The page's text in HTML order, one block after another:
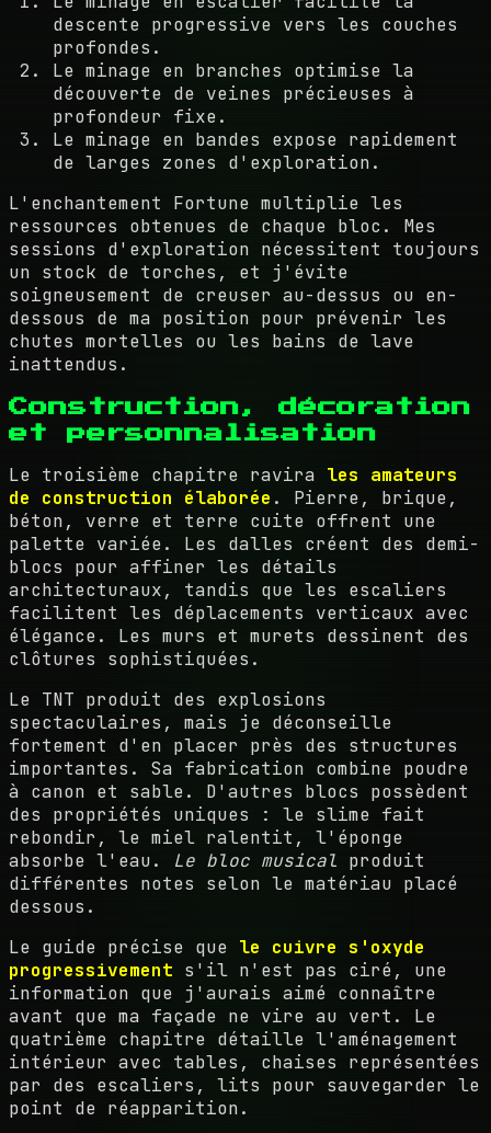
descente progressive vers les couches
profondes.
Le minage en branches optimise la
découverte de veines précieuses à
profondeur fixe.
Le minage en bandes expose rapidement
de larges zones d'exploration.
L'enchantement Fortune multiplie les
ressources obtenues de chaque bloc. Mes
sessions d'exploration nécessitent toujours
un stock de torches, et j'évite
soigneusement de creuser au-dessus ou en-
dessous de ma position pour prévenir les
chutes mortelles ou les bains de lave
inattendus.
Construction, décoration
et personnalisation
Le troisième chapitre ravira les amateurs
de construction élaborée . Pierre, brique,
béton, verre et terre cuite offrent une
palette variée. Les dalles créent des demi-
blocs pour affiner les détails
architecturaux, tandis que les escaliers
facilitent les déplacements verticaux avec
élégance. Les murs et murets dessinent des
clôtures sophistiquées.
Le TNT produit des explosions
spectaculaires, mais je déconseille
fortement d'en placer près des structures
importantes. Sa fabrication combine poudre
à canon et sable. D'autres blocs possèdent
des propriétés uniques : le slime fait
rebondir, le miel ralentit, l'éponge
absorbe l'eau. Le bloc musical produit
différentes notes selon le matériau placé
dessous.
Le guide précise que le cuivre s'oxyde
progressivement s'il n'est pas ciré, une
information que j'aurais aimé connaître
avant que ma façade ne vire au vert. Le
quatrième chapitre détaille l'aménagement
intérieur avec tables, chaises représentées
par des escaliers, lits pour sauvegarder le
point de réapparition.